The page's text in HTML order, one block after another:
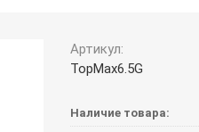
Артикул:
TopMax6.5G
Наличие товара: